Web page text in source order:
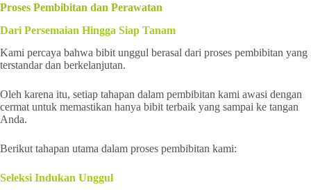
Proses Pembibitan dan Perawatan
Dari Persemaian Hingga Siap Tanam
Kami percaya bahwa bibit unggul berasal dari proses pembibitan yang
terstandar dan berkelanjutan.
Oleh karena itu, setiap tahapan dalam pembibitan kami awasi dengan
cermat untuk memastikan hanya bibit terbaik yang sampai ke tangan
Anda.
Berikut tahapan utama dalam proses pembibitan kami:
Seleksi Indukan Unggul